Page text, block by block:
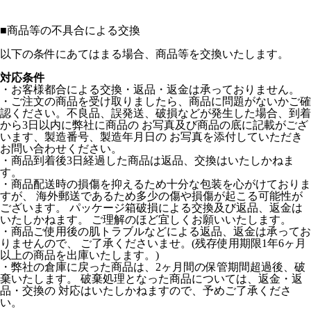
■商品等の不具合による交換
以下の条件にあてはまる場合、商品等を交換いたします。
対応条件
・お客様都合による交換・返品・返金は承っておりません。
・ご注文の商品を受け取りましたら、商品に問題がないかご確
認ください。不良品、誤発送、破損などが発生した場合、到着
から3日以内に弊社に商品の お写真及び商品の底に記載がござ
います、製造番号、製造年月日の お写真を添付していただき
お問い合わせください。
・商品到着後3日経過した商品は返品、交換はいたしかねま
す。
・商品配送時の損傷を抑えるため十分な包装を心がけておりま
すが、 海外郵送であるため多少の傷や損傷が起こる可能性が
ございます。 パッケージ箱破損による交換及び返品、返金は
いたしかねます。 ご理解のほど宜しくお願いいたします。
・商品ご使用後の肌トラブルなどによる返品、返金は承ってお
りませんので、 ご了承くださいませ。(残存使用期限1年6ヶ月
以上の商品を出庫いたします。)
・弊社の倉庫に戻った商品は、2ヶ月間の保管期間超過後、破
棄いたします。 破棄処理となった商品については、返金・返
品・交換の 対応はいたしかねますので、予めご了承くださ
い。